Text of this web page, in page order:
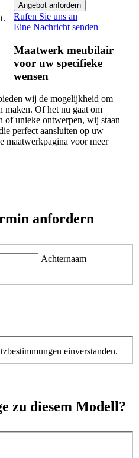
Angebot anfordern
Rufen Sie uns an
Eine Nachricht senden
Maatwerk meubilair
voor uw specifieke
wensen
wij de mogelijkheid om
maken. Of het nu gaat om
of unieke ontwerpen, wij staan
perfect aansluiten op uw
maatwerkpagina voor meer
anfordern
Achternaam
einverstanden.
zu diesem Modell?